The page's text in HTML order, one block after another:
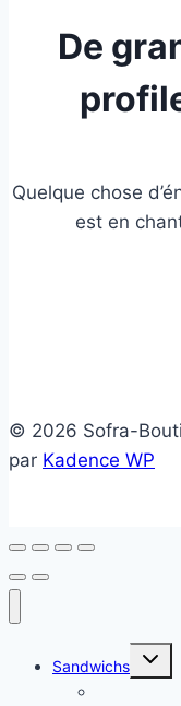
De
Quelque chose
est en
© 2026 Sofra-
par Kadence WP
Sandwichs
Ouvrir/